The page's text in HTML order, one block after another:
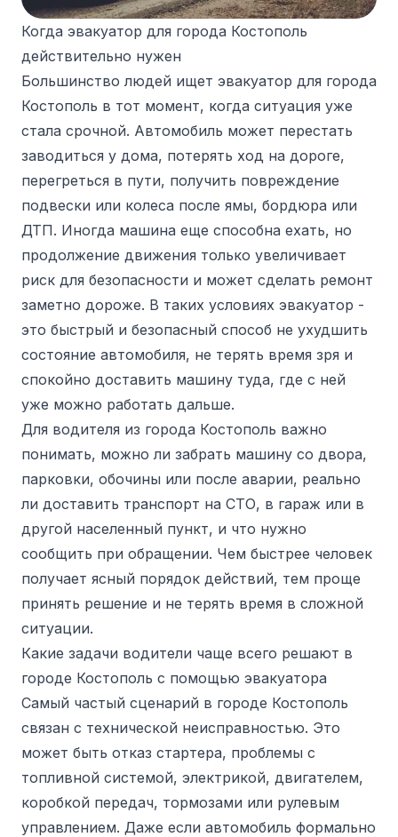
Когда эвакуатор для города Костополь
действительно нужен
Большинство людей ищет эвакуатор для города
Костополь в тот момент, когда ситуация уже
стала срочной. Автомобиль может перестать
заводиться у дома, потерять ход на дороге,
перегреться в пути, получить повреждение
подвески или колеса после ямы, бордюра или
ДТП. Иногда машина еще способна ехать, но
продолжение движения только увеличивает
риск для безопасности и может сделать ремонт
заметно дороже. В таких условиях эвакуатор -
это быстрый и безопасный способ не ухудшить
состояние автомобиля, не терять время зря и
спокойно доставить машину туда, где с ней
уже можно работать дальше.
Для водителя из города Костополь важно
понимать, можно ли забрать машину со двора,
парковки, обочины или после аварии, реально
ли доставить транспорт на СТО, в гараж или в
другой населенный пункт, и что нужно
сообщить при обращении. Чем быстрее человек
получает ясный порядок действий, тем проще
принять решение и не терять время в сложной
ситуации.
Какие задачи водители чаще всего решают в
городе Костополь с помощью эвакуатора
Самый частый сценарий в городе Костополь
связан с технической неисправностью. Это
может быть отказ стартера, проблемы с
топливной системой, электрикой, двигателем,
коробкой передач, тормозами или рулевым
управлением. Даже если автомобиль формально